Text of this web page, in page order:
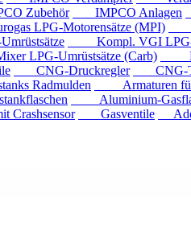
Zubehör IMPCO Anlagen
LPG-Motorensätze (MPI)
Kompl. VGI LPG-
LPG-Umrüstsätze (Carb)
CNG-Druckregler CNG-
Radmulden Armaturen für
Aluminium-
Gasventile